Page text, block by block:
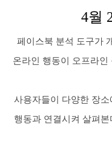
4월
페이스북 분석 도구가
온라인 행동이 오프라
사용자들이 다양한 장
행동과 연결시켜 살펴